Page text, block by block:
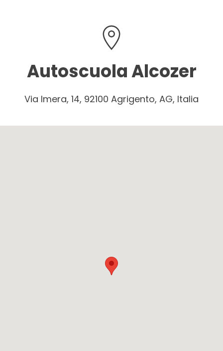
Autoscuola Alcozer
Via Imera, 14, 92100 Agrigento, AG, Italia